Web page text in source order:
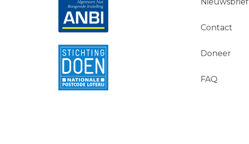
Contact
Doneer
FAQ